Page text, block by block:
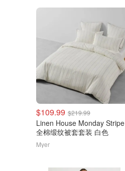
$109.99 $219.99
Linen House Monday Stripe
全棉缎纹被套套装 白色
Myer